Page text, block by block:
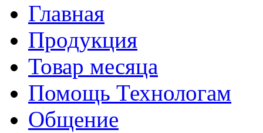
Главная
Продукция
Товар месяца
Помощь Технологам
Общение